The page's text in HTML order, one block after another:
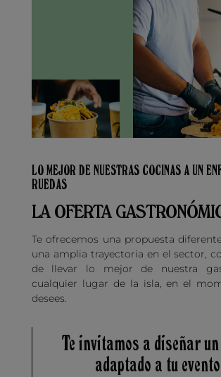
LO MEJOR DE NUESTRAS COCINAS A UN
RUEDAS
LA OFERTA
Te ofrecemos una propuesta
una amplia trayectoria en el sector,
de llevar lo mejor de nuestra
cualquier lugar de la isla, en el
desees.
Te invitamos a diseñar
adaptado a tu evento